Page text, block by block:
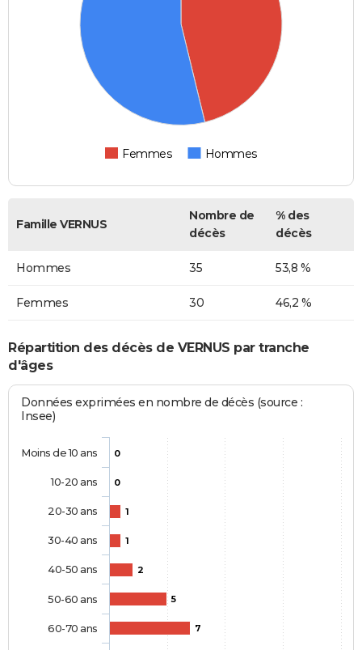
Femmes Hommes
Famille VERNUS
Nombre de
décès
% des
décès
Hommes 35 53,8 %
Femmes 30 46,2 %
Répartition des décès de VERNUS par tranche
d'âges
Données exprimées en nombre de décès (source :
Insee)
0
0
1
1
2
5
7
Moins de 10 ans
10-20 ans
20-30 ans
30-40 ans
40-50 ans
50-60 ans
60-70 ans